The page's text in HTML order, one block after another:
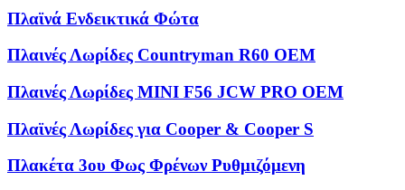
Πλαϊνά Ενδεικτικά Φώτα
Πλαινές Λωρίδες Countryman R60 OEM
Πλαινές Λωρίδες MINI F56 JCW PRO OEM
Πλαϊνές Λωρίδες για Cooper & Cooper S
Πλακέτα 3ου Φως Φρένων Ρυθμιζόμενη